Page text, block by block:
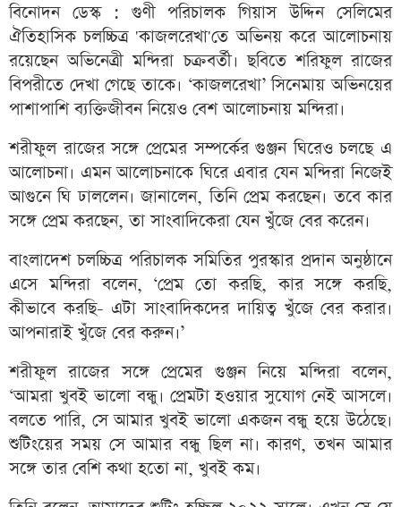
বিনোদন ডেস্ক : গুণী পরিচালক গিয়াস উদ্দিন সেলিমের
ঐতিহাসিক চলচ্চিত্র 'কাজলরেখা'তে অভিনয় করে আলোচনায়
রয়েছেন অভিনেত্রী মন্দিরা চক্রবর্তী। ছবিতে শরিফুল রাজের
বিপরীতে দেখা গেছে তাকে। ‘কাজলরেখা’ সিনেমায় অভিনয়ের
পাশাপাশি ব্যক্তিজীবন নিয়েও বেশ আলোচনায় মন্দিরা।
শরীফুল রাজের সঙ্গে প্রেমের সম্পর্কের গুঞ্জন ঘিরেও চলছে এ
আলোচনা। এমন আলোচনাকে ঘিরে এবার যেন মন্দিরা নিজেই
আগুনে ঘি ঢাললেন। জানালেন, তিনি প্রেম করছেন। তবে কার
সঙ্গে প্রেম করছেন, তা সাংবাদিকেরা যেন খুঁজে বের করেন।
বাংলাদেশ চলচ্চিত্র পরিচালক সমিতির পুরস্কার প্রদান অনুষ্ঠানে
এসে মন্দিরা বলেন, ‘প্রেম তো করছি, কার সঙ্গে করছি,
কীভাবে করছি- এটা সাংবাদিকদের দায়িত্ব খুঁজে বের করার।
আপনারাই খুঁজে বের করুন।’
শরীফুল রাজের সঙ্গে প্রেমের গুঞ্জন নিয়ে মন্দিরা বলেন,
‘আমরা খুবই ভালো বন্ধু। প্রেমটা হওয়ার সুযোগ নেই আসলে।
বলতে পারি, সে আমার খুবই ভালো একজন বন্ধু হয়ে উঠেছে।
শুটিংয়ের সময় সে আমার বন্ধু ছিল না। কারণ, তখন আমার
সঙ্গে তার বেশি কথা হতো না, খুবই কম।